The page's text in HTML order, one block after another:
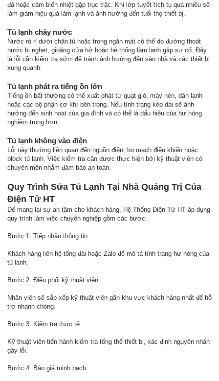
đá hoặc cảm biến nhiệt gặp trục trặc. Khi lớp tuyết tích tụ quá nhiều sẽ
làm giảm hiệu quả làm lạnh và ảnh hưởng đến tuổi thọ thiết bị.
Tủ lạnh chảy nước
Nước rò rỉ dưới chân tủ hoặc trong ngăn mát có thể do đường thoát
nước bị nghẹt, gioăng cửa hở hoặc hệ thống làm lạnh gặp sự cố. Đây
là lỗi cần kiểm tra sớm để tránh ảnh hưởng đến sàn nhà và các thiết bị
xung quanh.
Tủ lạnh phát ra tiếng ồn lớn
Tiếng ồn bất thường có thể xuất phát từ quạt gió, máy nén, dàn lạnh
hoặc các bộ phận cơ khí bên trong. Nếu tình trạng kéo dài sẽ ảnh
hưởng đến sinh hoạt của gia đình và có thể là dấu hiệu của hư hỏng
nghiêm trọng hơn.
Tủ lạnh không vào điện
Lỗi này thường liên quan đến nguồn điện, bo mạch điều khiển hoặc
block tủ lạnh. Việc kiểm tra cần được thực hiện bởi kỹ thuật viên có
chuyên môn nhằm đảm bảo an toàn.
Quy Trình Sửa Tủ Lạnh Tại Nhà Quảng Trị Của
Điện Tử HT
Để mang lại sự an tâm cho khách hàng, Hệ Thống Điện Tử HT áp dụng
quy trình làm việc chuyên nghiệp gồm các bước:
Bước 1: Tiếp nhận thông tin
Khách hàng liên hệ tổng đài hoặc Zalo để mô tả tình trạng hư hỏng của
tủ lạnh.
Bước 2: Điều phối kỹ thuật viên
Nhân viên sẽ sắp xếp kỹ thuật viên gần khu vực khách hàng nhất để hỗ
trợ nhanh chóng.
Bước 3: Kiểm tra thực tế
Kỹ thuật viên tiến hành kiểm tra tổng thể thiết bị, xác định nguyên nhân
gây lỗi.
Bước 4: Báo giá minh bạch